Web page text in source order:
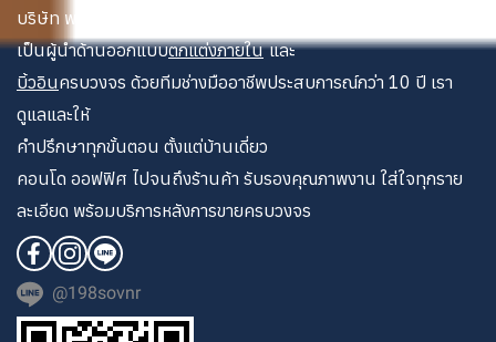
บริษัท พระนคร เดคคอเรท จำกัด
เป็นผู้นำด้านออกแบบตกแต่งภายใน และ
บิ้วอินครบวงจร ด้วยทีมช่างมืออาชีพประสบการณ์กว่า 10 ปี เรา
ดูแลและให้
คำปรึกษาทุกขั้นตอน ตั้งแต่บ้านเดี่ยว
คอนโด ออฟฟิศ ไปจนถึงร้านค้า รับรองคุณภาพงาน ใส่ใจทุกราย
ละเอียด พร้อมบริการหลังการขายครบวงจร
@198sovnr